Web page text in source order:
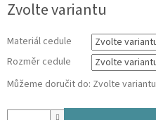
cena:
Zvolte variantu
Materiál cedule
Rozměr cedule
Můžeme doručit do: Zvolte variantu